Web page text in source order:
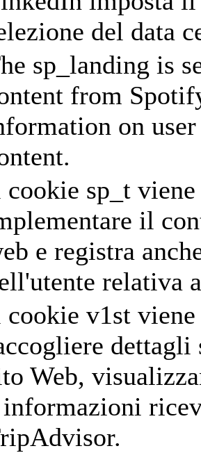
del data
sp_landing is
from
on
sp_t
il
e registra
relativa
v1st
Web,
informazioni